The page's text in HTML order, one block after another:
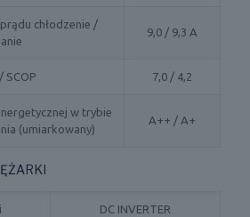
chłodzenie /
9,0 / 9,3 A
SCOP 7,0 / 4,2
w trybie
(umiarkowany)
A++ / A+
DC INVERTER